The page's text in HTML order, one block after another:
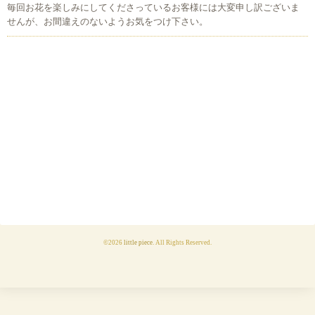
毎回お花を楽しみにしてくださっているお客様には大変申し訳ございま
せんが、お間違えのないようお気をつけ下さい。
©2026 little piece . All Rights Reserved.